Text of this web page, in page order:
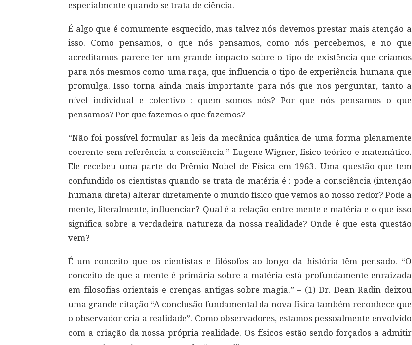
especialmente quando se trata de ciência.
É algo que é comumente esquecido, mas talvez nós devemos prestar mais atenção a
isso. Como pensamos, o que nós pensamos, como nós percebemos, e no que
acreditamos parece ter um grande impacto sobre o tipo de existência que criamos
para nós mesmos como uma raça, que influencia o tipo de experiência humana que
promulga. Isso torna ainda mais importante para nós que nos perguntar, tanto a
nível individual e colectivo : quem somos nós? Por que nós pensamos o que
pensamos? Por que fazemos o que fazemos?
“Não foi possível formular as leis da mecânica quântica de uma forma plenamente
coerente sem referência a consciência.” Eugene Wigner, físico teórico e matemático.
Ele recebeu uma parte do Prêmio Nobel de Física em 1963. Uma questão que tem
confundido os cientistas quando se trata de matéria é : pode a consciência (intenção
humana direta) alterar diretamente o mundo físico que vemos ao nosso redor? Pode a
mente, literalmente, influenciar? Qual é a relação entre mente e matéria e o que isso
significa sobre a verdadeira natureza da nossa realidade? Onde é que esta questão
vem?
É um conceito que os cientistas e filósofos ao longo da história têm pensado. “O
conceito de que a mente é primária sobre a matéria está profundamente enraizada
em filosofias orientais e crenças antigas sobre magia.” – (1) Dr. Dean Radin deixou
uma grande citação “A conclusão fundamental da nova física também reconhece que
o observador cria a realidade”. Como observadores, estamos pessoalmente envolvido
com a criação da nossa própria realidade. Os físicos estão sendo forçados a admitir